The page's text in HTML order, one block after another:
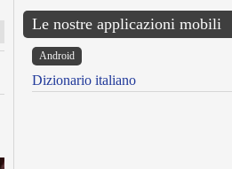
Le nostre applicazioni mobili
Android
Dizionario italiano